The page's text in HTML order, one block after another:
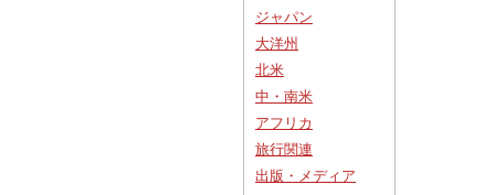
ジャパン
大洋州
北米
中・南米
アフリカ
旅行関連
出版・メディア